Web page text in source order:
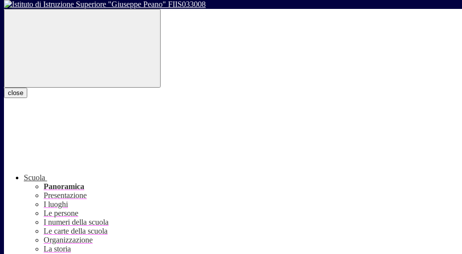
close
Scuola
Panoramica
Presentazione
I luoghi
Le persone
I numeri della scuola
Le carte della scuola
Organizzazione
La storia